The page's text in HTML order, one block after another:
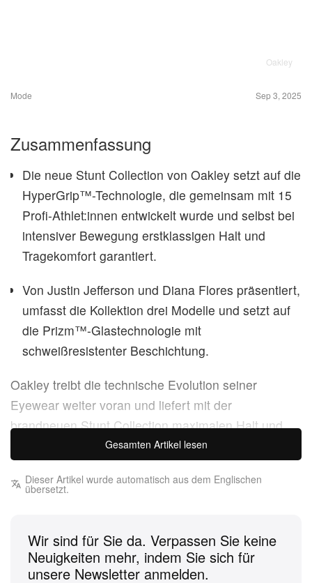
Oakley
Mode Sep 3, 2025
Zusammenfassung
Die neue Stunt Collection von Oakley setzt auf die
HyperGrip™-Technologie, die gemeinsam mit 15
Profi-Athlet:innen entwickelt wurde und selbst bei
intensiver Bewegung erstklassigen Halt und
Tragekomfort garantiert.
Von Justin Jefferson und Diana Flores präsentiert,
umfasst die Kollektion drei Modelle und setzt auf
die Prizm™-Glastechnologie mit
schweißresistenter Beschichtung.
Oakley treibt die technische Evolution seiner
Eyewear weiter voran und liefert mit der
brandneuen Stunt Collection maximalen Halt und
Komfort. In Szene gesetzt von den Athleten Justin
Jefferson und Diana Flores kommt erstmals die
HyperGrip™-Technologie zum Einsatz – sie hält
Um die Performance auf ein neues Level zu heben,
Gesamten Artikel lesen
Dieser Artikel wurde automatisch aus dem Englischen
übersetzt.
Wir sind für Sie da. Verpassen Sie keine
Neuigkeiten mehr, indem Sie sich für
unsere Newsletter anmelden.